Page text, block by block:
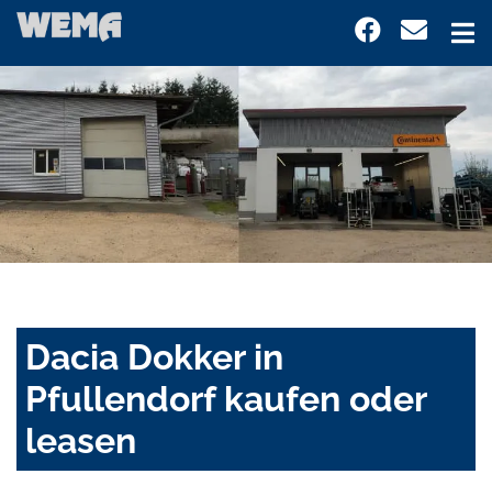
Dacia Dokker in
Pfullendorf kaufen oder
leasen